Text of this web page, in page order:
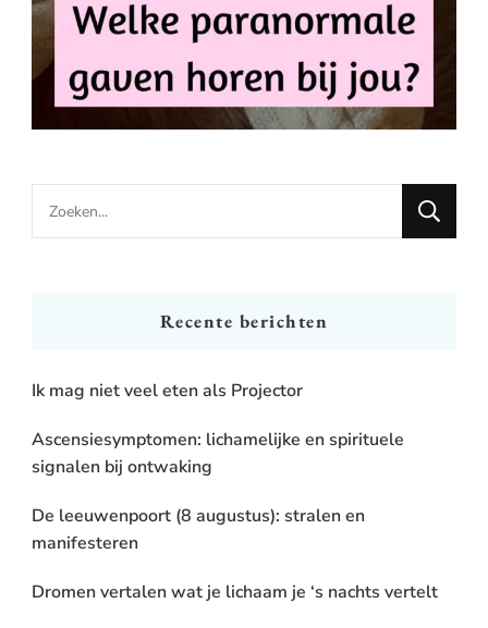
Looking
for
Recente berichten
Ik mag niet veel eten als Projector
Ascensiesymptomen: lichamelijke en spirituele
signalen bij ontwaking
De leeuwenpoort (8 augustus): stralen en
manifesteren
Dromen vertalen wat je lichaam je ‘s nachts vertelt